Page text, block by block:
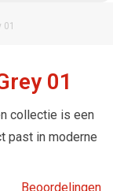
01
01
collectie is een
past in moderne
Beoordelingen